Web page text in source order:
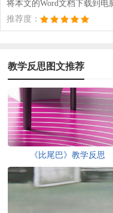
将本文的Word文档下载到电
推荐度：
教学反思图文推荐
《比尾巴》教学反思